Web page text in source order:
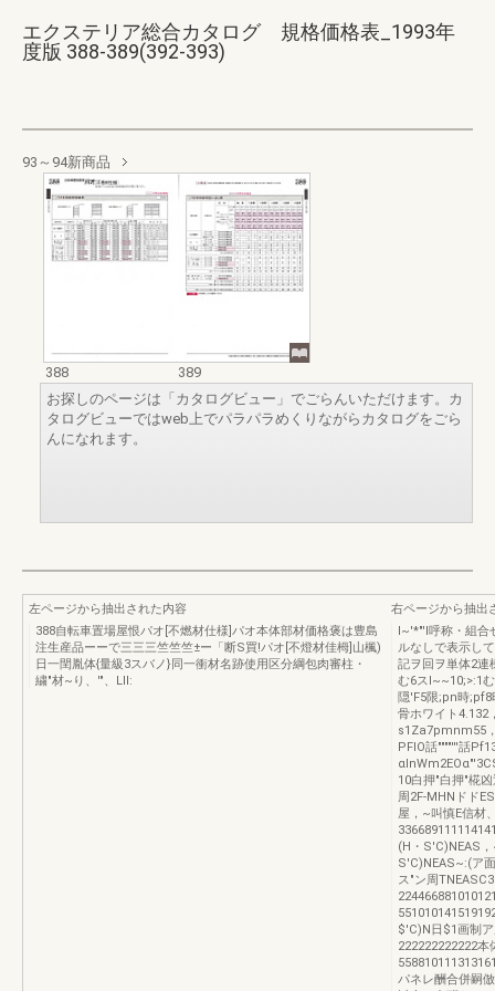
エクステリア総合カタログ 規格価格表_1993年
度版 388-389(392-393)
93～94新商品
388
389
お探しのページは「カタログビュー」でごらんいただけます。カ
タログビューではweb上でパラパラめくりながらカタログをごら
んになれます。
左ページから抽出された内容
388自転車置場屋恨パオ[不燃材仕様]パオ本体部材価格褒は豊島
注生産品ーーで三三三竺竺竺±ー「断S買!パオ[不燈材佳栂]山楓)
日一閏胤体{量級3スバノ}同一衝材名跡使用区分綱包肉審柱・
繍"材~り、'"、LII:
右ページから抽出
I~'*"'I呼称・組合
ルなしで表示し
記ヲ回ヲ単体2連
む6スI~~10;>:1
隠'F5限;pn時;pf8
骨ホワイト4.132
s1Za7pmnm55
PFIO話""""'''話
10白押"白押"椛
周2F-MHNドド
屋，~叫慎E信材
(H・S'C)NEAS
S'C)NEAS~:(ア
ス"ン周
$'C)N日$1画制
222222222222
パネレ酬合併嗣